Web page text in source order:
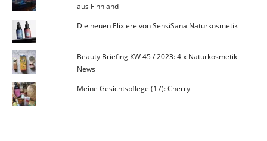
aus Finnland
Die neuen Elixiere von SensiSana Naturkosmetik
Beauty Briefing KW 45 / 2023: 4 x Naturkosmetik-
News
Meine Gesichtspflege (17): Cherry